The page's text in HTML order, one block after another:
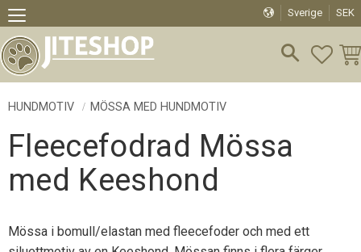
Meny
Sverige SEK
HUNDMOTIV MÖSSA MED HUNDMOTIV
Fleecefodrad Mössa
med Keeshond
Mössa i bomull/elastan med fleecefoder och med ett